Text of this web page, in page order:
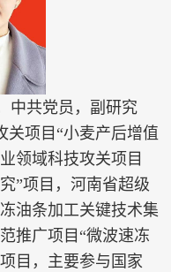
中共党员，副研究
关项目“小麦产后增值
领域科技攻关项目
”项目，河南省超级
油条加工关键技术集
推广项目“微波速冻
目，主要参与国家